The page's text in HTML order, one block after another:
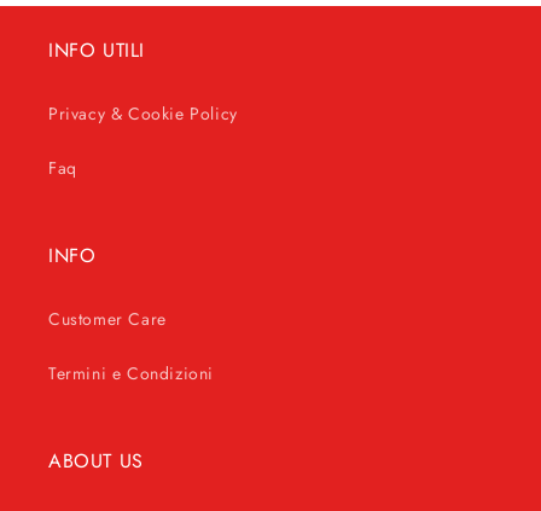
INFO UTILI
Privacy & Cookie Policy
Faq
INFO
Customer Care
Termini e Condizioni
ABOUT US